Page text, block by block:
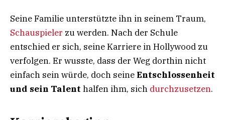
Seine Familie unterstützte ihn in seinem Traum,
Schauspieler zu werden. Nach der Schule
entschied er sich, seine Karriere in Hollywood zu
verfolgen. Er wusste, dass der Weg dorthin nicht
einfach sein würde, doch seineEntschlossenheit
und sein Talent halfen ihm, sich durchzusetzen.